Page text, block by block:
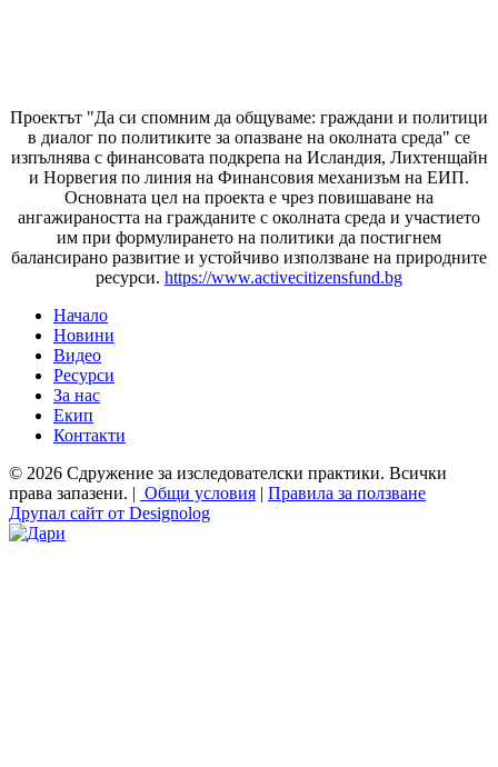
Проектът "Да си спомним да общуваме: граждани и политици
в диалог по политиките за опазване на околната среда" се
изпълнява с финансовата подкрепа на Исландия, Лихтенщайн
и Норвегия по линия на Финансовия механизъм на ЕИП.
Основната цел на проекта е чрез повишаване на
ангажираността на гражданите с околната среда и участието
им при формулирането на политики да постигнем
балансирано развитие и устойчиво използване на природните
ресурси. https://www.activecitizensfund.bg
Основно меню
Начало
Новини
Видео
Ресурси
За нас
Екип
Контакти
© 2026 Сдружение за изследователски практики. Всички
права запазени. | Общи условия | Правила за ползване
Друпал сайт от Designolog